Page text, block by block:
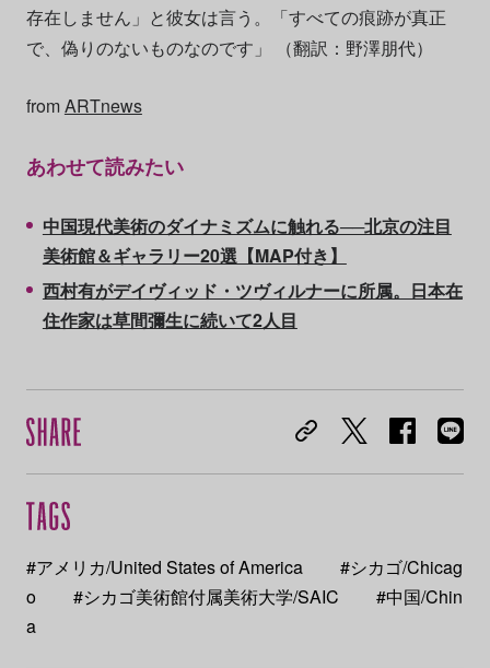
存在しません」と彼女は言う。「すべての痕跡が真正
で、偽りのないものなのです」 （翻訳：野澤朋代）
fromARTnews
あわせて読みたい
中国現代美術のダイナミズムに触れる──北京の注目
美術館＆ギャラリー20選【MAP付き】
西村有がデイヴィッド・ツヴィルナーに所属。日本在
住作家は草間彌生に続いて2人目
#アメリカ/United States of America
#シカゴ/Chicag
o
#シカゴ美術館付属美術大学/SAIC
#中国/Chin
a